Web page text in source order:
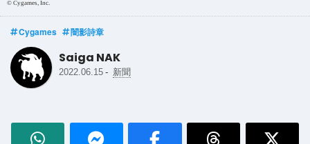
© Cygames, Inc.
Cygames 闇影詩章
Saiga NAK
2022.06.15 - 新聞